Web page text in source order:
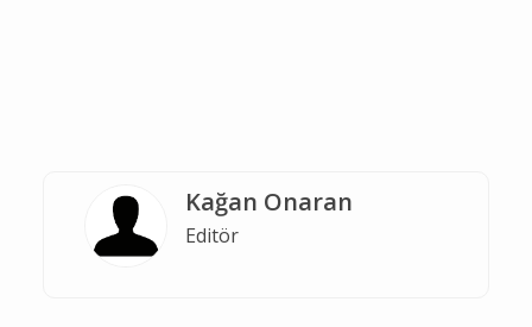
Kağan Onaran
Editör